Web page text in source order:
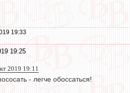
19:33
19:25
2019 19:11
- легче обоссаться!